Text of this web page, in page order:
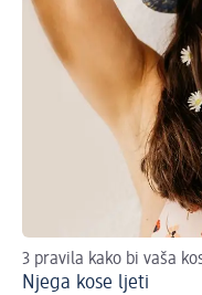
3 pravila kako bi vaša
Njega kose ljeti